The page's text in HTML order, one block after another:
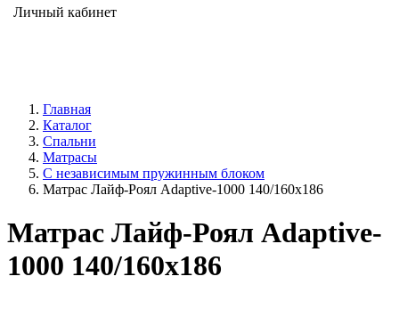
Личный кабинет
Главная
Каталог
Спальни
Матрасы
С независимым пружинным блоком
Матрас Лайф-Роял Adaptive-1000 140/160х186
Матрас Лайф-Роял Adaptive-
1000 140/160х186